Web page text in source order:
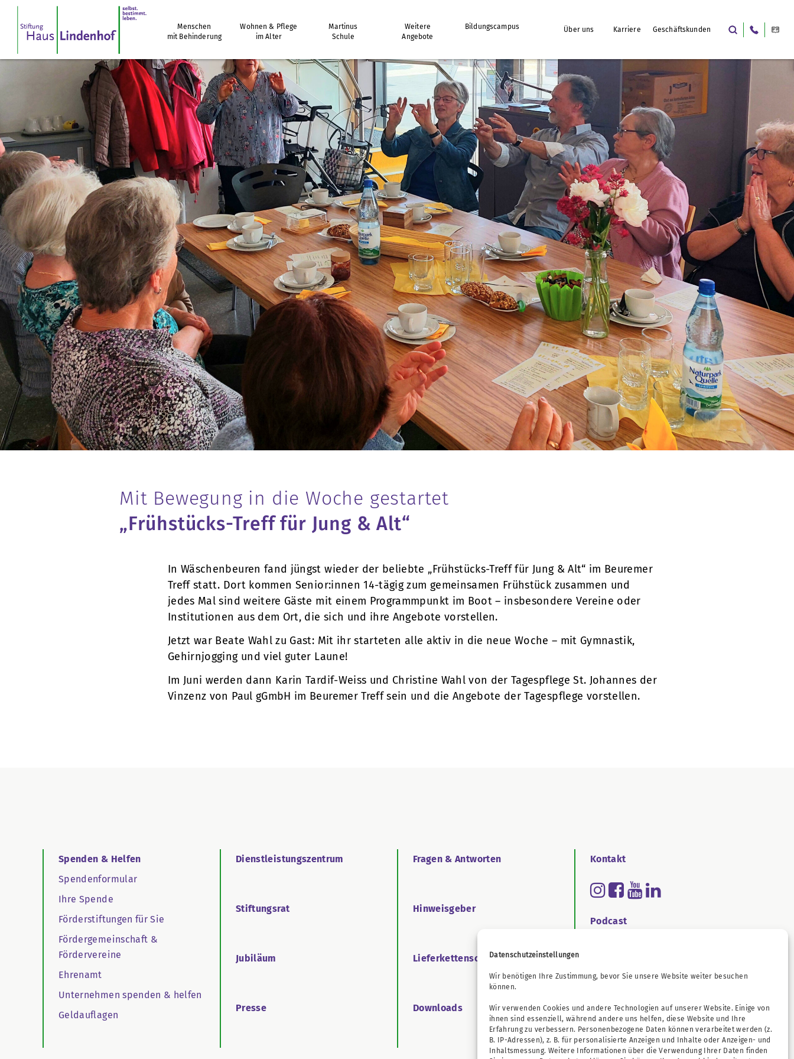
Datenschutzeinstellungen
Wir benötigen Ihre Zustimmung, bevor Sie unsere Website weiter besuchen
können.
Wir verwenden Cookies und andere Technologien auf unserer Website. Einige von
ihnen sind essenziell, während andere uns helfen, diese Website und Ihre
Erfahrung zu verbessern. Personenbezogene Daten können verarbeitet werden (z.
B. IP-Adressen), z. B. für personalisierte Anzeigen und Inhalte oder Anzeigen- und
Inhaltsmessung. Weitere Informationen über die Verwendung Ihrer Daten finden
Menschen
mit Behinderung
Wohnen & Pflege
im Alter
Martinus
Schule
Weitere
Angebote
Bildungscampus Über uns Karriere Geschäftskunden
Mit Bewegung in die Woche gestartet
„Frühstücks-Treff für Jung & Alt“
In Wäschenbeuren fand jüngst wieder der beliebte „Frühstücks-Treff für Jung & Alt“ im Beuremer
Treff statt. Dort kommen Senior:innen 14-tägig zum gemeinsamen Frühstück zusammen und
jedes Mal sind weitere Gäste mit einem Programmpunkt im Boot – insbesondere Vereine oder
Institutionen aus dem Ort, die sich und ihre Angebote vorstellen.
Jetzt war Beate Wahl zu Gast: Mit ihr starteten alle aktiv in die neue Woche – mit Gymnastik,
Gehirnjogging und viel guter Laune!
Im Juni werden dann Karin Tardif-Weiss und Christine Wahl von der Tagespflege St. Johannes der
Vinzenz von Paul gGmbH im Beuremer Treff sein und die Angebote der Tagespflege vorstellen.
Spenden & Helfen
Spendenformular
Ihre Spende
Förderstiftungen für Sie
Fördergemeinschaft &
Fördervereine
Ehrenamt
Unternehmen spenden & helfen
Geldauflagen
Dienstleistungszentrum
Stiftungsrat
Jubiläum
Presse
Fragen & Antworten
Hinweisgeber
Lieferkettensorgfaltspflichtengesetz
Downloads
Kontakt
Podcast